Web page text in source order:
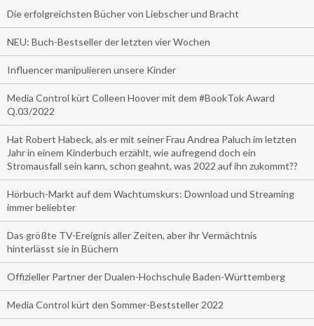
Die erfolgreichsten Bücher von Liebscher und Bracht
NEU: Buch-Bestseller der letzten vier Wochen
Influencer manipulieren unsere Kinder
Media Control kürt Colleen Hoover mit dem #BookTok Award
Q.03/2022
Hat Robert Habeck, als er mit seiner Frau Andrea Paluch im letzten
Jahr in einem Kinderbuch erzählt, wie aufregend doch ein
Stromausfall sein kann, schon geahnt, was 2022 auf ihn zukommt??
Hörbuch-Markt auf dem Wachtumskurs: Download und Streaming
immer beliebter
Das größte TV-Ereignis aller Zeiten, aber ihr Vermächtnis
hinterlässt sie in Büchern
Offizieller Partner der Dualen-Hochschule Baden-Württemberg
Media Control kürt den Sommer-Beststeller 2022